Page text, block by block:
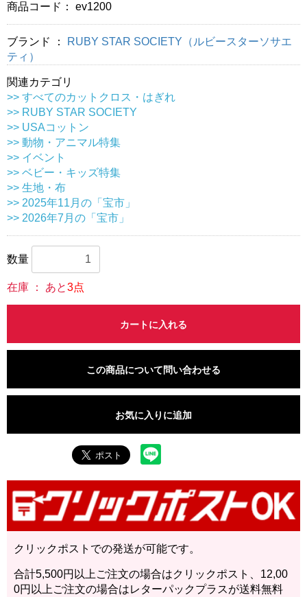
商品コード： ev1200
ブランド ：
RUBY STAR SOCIETY（ルビースターソサエ
ティ）
関連カテゴリ
>> すべてのカットクロス・はぎれ
>> RUBY STAR SOCIETY
>> USAコットン
>> 動物・アニマル特集
>> イベント
>> ベビー・キッズ特集
>> 生地・布
>> 2025年11月の「宝市」
>> 2026年7月の「宝市」
数量
在庫 ： あと3点
カートに入れる
この商品について問い合わせる
お気に入りに追加
クリックポストでの発送が可能です。
合計5,500円以上ご注文の場合はクリックポスト、12,00
0円以上ご注文の場合はレターパックプラスが送料無料